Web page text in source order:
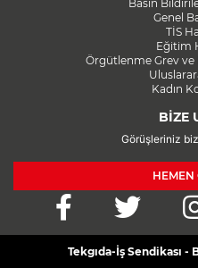
Basın
Genel
TİS
Eğitim
Örgütlenme Grev
Kadın
BİZE
Görüşleriniz
HEMEN
Tekgıda-İş Sendikası